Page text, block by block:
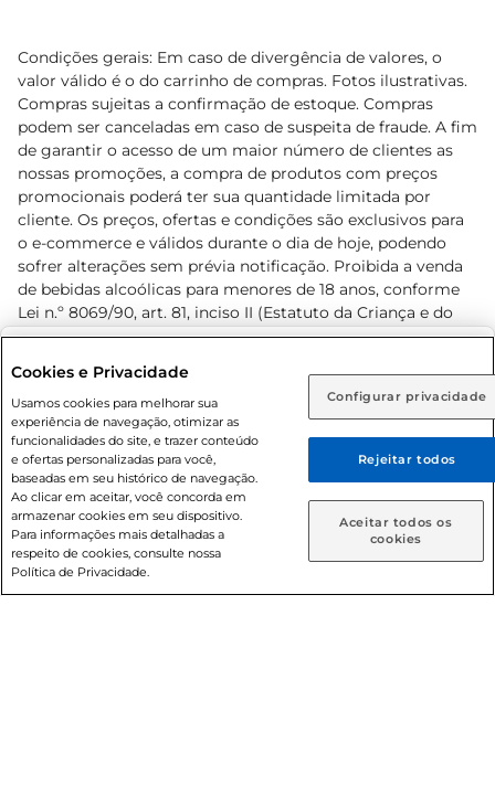
Rio de Janeiro (RJ) Goiás (GO)
Ou
Caso queira comprar online, informe como deseja receber
suas compras:
Entrega em casa Retire em Loja
Condições gerais: Em caso de divergência de valores, o
valor válido é o do carrinho de compras. Fotos ilustrativas.
Compras sujeitas a confirmação de estoque. Compras
podem ser canceladas em caso de suspeita de fraude. A fim
de garantir o acesso de um maior número de clientes as
nossas promoções, a compra de produtos com preços
promocionais poderá ter sua quantidade limitada por
cliente. Os preços, ofertas e condições são exclusivos para
o e-commerce e válidos durante o dia de hoje, podendo
sofrer alterações sem prévia notificação. Proibida a venda
de bebidas alcoólicas para menores de 18 anos, conforme
Lei n.º 8069/90, art. 81, inciso II (Estatuto da Criança e do
Adolescente). Preços e condições exclusivos para o
prévio. O valor mínimo para as compras on-line é de R$
80,00.
© 2026 Copyright. Todos os direitos
reservados Prezunic.
Cookies e Privacidade
Usamos cookies para melhorar sua
experiência de navegação, otimizar as
funcionalidades do site, e trazer conteúdo
e ofertas personalizadas para você,
baseadas em seu histórico de navegação.
Ao clicar em aceitar, você concorda em
armazenar cookies em seu dispositivo.
Para informações mais detalhadas a
respeito de cookies, consulte nossa
Política de Privacidade.
Configurar privacidade
Rejeitar todos
Aceitar todos os
cookies